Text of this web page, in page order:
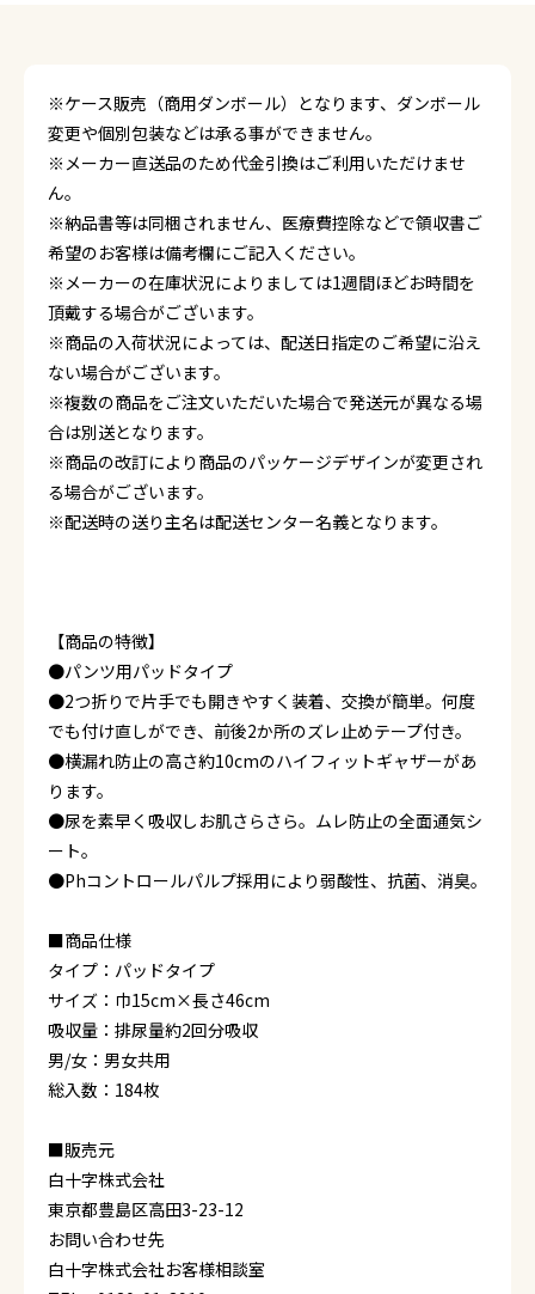
※ケース販売（商用ダンボール）となります、ダンボール
変更や個別包装などは承る事ができません。
※メーカー直送品のため代金引換はご利用いただけませ
ん。
※納品書等は同梱されません、医療費控除などで領収書ご
希望のお客様は備考欄にご記入ください。
※メーカーの在庫状況によりましては1週間ほどお時間を
頂戴する場合がございます。
※商品の入荷状況によっては、配送日指定のご希望に沿え
ない場合がございます。
※複数の商品をご注文いただいた場合で発送元が異なる場
合は別送となります。
※商品の改訂により商品のパッケージデザインが変更され
る場合がございます。
※配送時の送り主名は配送センター名義となります。
【商品の特徴】
●パンツ用パッドタイプ
●2つ折りで片手でも開きやすく装着、交換が簡単。何度
でも付け直しができ、前後2か所のズレ止めテープ付き。
●横漏れ防止の高さ約10cmのハイフィットギャザーがあ
ります。
●尿を素早く吸収しお肌さらさら。ムレ防止の全面通気シ
ート。
●Phコントロールパルプ採用により弱酸性、抗菌、消臭。
■商品仕様
タイプ：パッドタイプ
サイズ：巾15cm×長さ46cm
吸収量：排尿量約2回分吸収
男/女：男女共用
総入数：184枚
■販売元
白十字株式会社
東京都豊島区高田3-23-12
お問い合わせ先
白十字株式会社お客様相談室